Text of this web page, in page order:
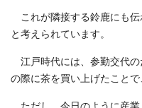
これが隣接する鈴鹿にも伝
と考えられています。
江戸時代には、参勤交代の
の際に茶を買い上げたこと